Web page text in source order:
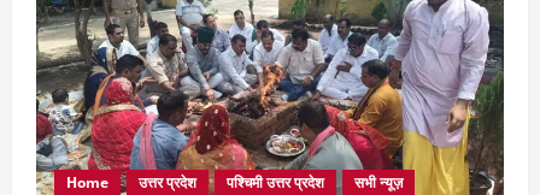
Home उत्तर प्रदेश पश्चिमी उत्तर प्रदेश सभी न्यूज़